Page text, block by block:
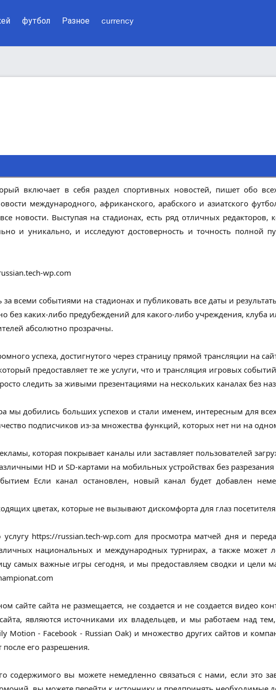
футбол Разное currency
включает в себя раздел спортивных новостей, пишет обо
международного, африканского, арабского и азиатского
новости. Выступая на стадионах, есть ряд отличных редакторов,
и уникально, и исследуют достоверность и точность полной
wp.com
всеми событиями на стадионах и публиковать все даты и
без каких-либо предубеждений для какого-либо учреждения, клуба
абсолютно прозрачны.
успеха, достигнутого через страницу прямой трансляции на
предоставляет те же услуги, что и трансляция игровых
следить за живыми презентациями на нескольких каналах без
мы добились больших успехов и стали именем, интересным для
подписчиков из-за множества функций, которых нет ни на
которая покрывает каналы или заставляет пользователей
HD и SD-картами на мобильных устройствах без разрезания
Если канал остановлен, новый канал будет добавлен
цветах, которые не вызывают дискомфорта для глаз
услугу https://russian.tech-wp.com для просмотра матчей дня и
национальных и международных турнирах, а также может
самых важные игры сегодня, и мы предоставляем сводки и цели
сайте сайта не размещается, не создается и не создается видео
являются источниками их владельцев, и мы работаем над
Motion - Facebook - Russian Oak) и множество других сайтов и
его разрешения.
вы можете немедленно связаться с нами, если это